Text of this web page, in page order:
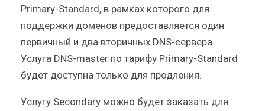
Primary-Standard, в рамках которого для
поддержки доменов предоставляется один
первичный и два вторичных DNS-сервера.
Услуга DNS-master по тарифу Primary-Standard
будет доступна только для продления.
Услугу Secondary можно будет заказать для